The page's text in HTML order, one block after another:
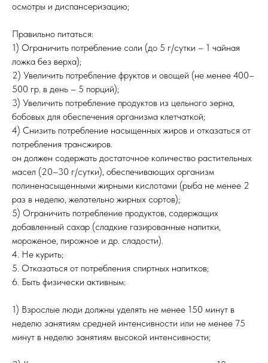
осмотры и диспансеризацию;
Правильно питаться:
1) Ограничить потребление соли (до 5 г/сутки – 1 чайная
ложка без верха);
2) Увеличить потребление фруктов и овощей (не менее 400–
500 гр. в день – 5 порций);
3) Увеличить потребление продуктов из цельного зерна,
бобовых для обеспечения организма клетчаткой;
4) Снизить потребление насыщенных жиров и отказаться от
потребления трансжиров.
он должен содержать достаточное количество растительных
масел (20–30 г/сутки), обеспечивающих организм
полиненасыщенными жирными кислотами (рыба не менее 2
раз в неделю, желательно жирных сортов);
5) Ограничить потребление продуктов, содержащих
добавленный сахар (сладкие газированные напитки,
мороженое, пирожное и др. сладости).
4. Не курить;
5. Отказаться от потребления спиртных напитков;
6. Быть физически активным:
1) Взрослые люди должны уделять не менее 150 минут в
неделю занятиям средней интенсивности или не менее 75
минут в неделю занятиям высокой интенсивности;